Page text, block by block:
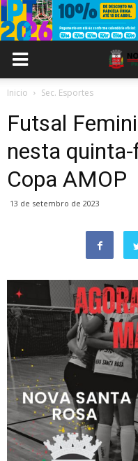
Inicio Sec. Esportes
Futsal
nesta
Copa AMOP
13 de setembro de 2023